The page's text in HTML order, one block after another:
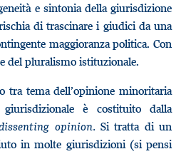
e sintonia della giurisdizione
di trascinare i giudici da una
maggioranza politica. Con
del pluralismo istituzionale.
tra tema dell’opinione minoritaria
giurisdizionale è costituito dalla
opinion.Si tratta di un
in molte giurisdizioni (si pensi